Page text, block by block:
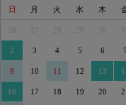
日 月 火 水 木
2 3 4 5 6 7
9 10 11 12 13
16 17 18 19 20